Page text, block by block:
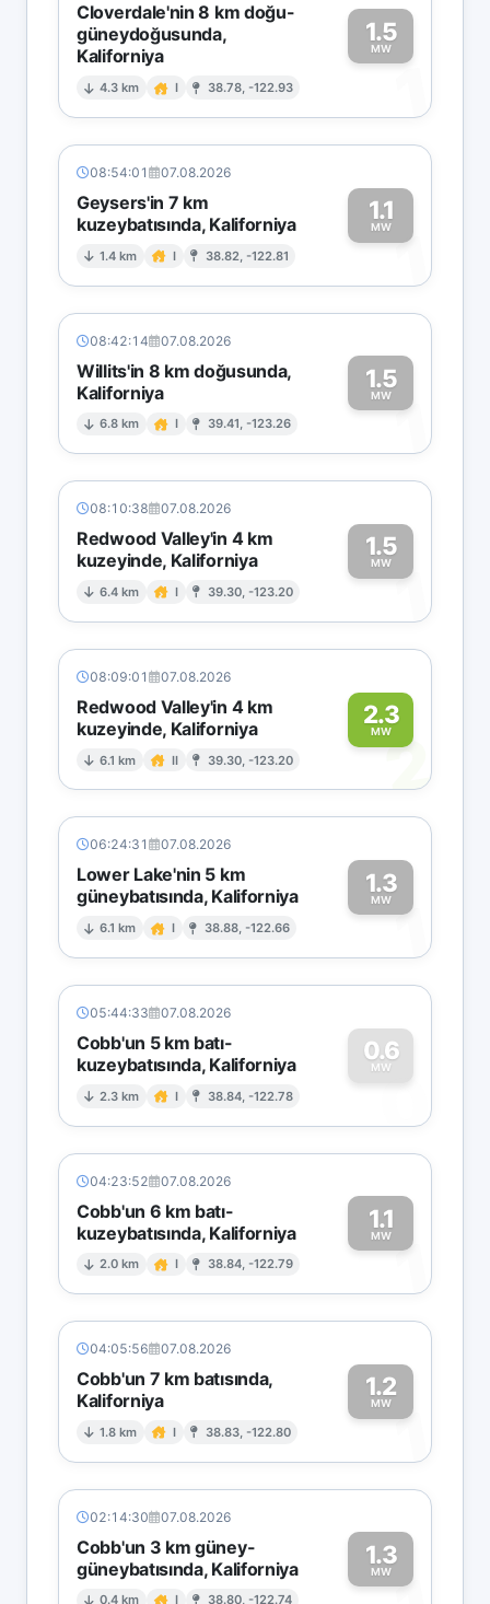
Cloverdale'nin 8 km doğu-
güneydoğusunda,
Kaliforniya
4.3 km I 38.78, -122.93
1.5
MW
1
08:54:01 07.08.2026
Geysers'in 7 km
kuzeybatısında, Kaliforniya
1.4 km I 38.82, -122.81
1.1
MW1
08:42:14 07.08.2026
Willits'in 8 km doğusunda,
Kaliforniya
6.8 km I 39.41, -123.26
1.5
MW1
08:10:38 07.08.2026
Redwood Valley'in 4 km
kuzeyinde, Kaliforniya
6.4 km I 39.30, -123.20
1.5
MW1
08:09:01 07.08.2026
Redwood Valley'in 4 km
kuzeyinde, Kaliforniya
6.1 km II 39.30, -123.20
2.3
MW2
06:24:31 07.08.2026
Lower Lake'nin 5 km
güneybatısında, Kaliforniya
6.1 km I 38.88, -122.66
1.3
MW1
05:44:33 07.08.2026
Cobb'un 5 km batı-
kuzeybatısında, Kaliforniya
2.3 km I 38.84, -122.78
0.6
MW
0
04:23:52 07.08.2026
Cobb'un 6 km batı-
kuzeybatısında, Kaliforniya
2.0 km I 38.84, -122.79
1.1
MW1
04:05:56 07.08.2026
Cobb'un 7 km batısında,
Kaliforniya
1.8 km I 38.83, -122.80
1.2
MW1
02:14:30 07.08.2026
Cobb'un 3 km güney-
güneybatısında, Kaliforniya
0.4 km I 38.80, -122.74
1.3
MW